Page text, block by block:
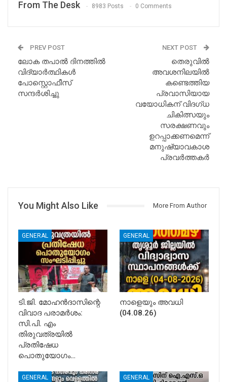
From The Desk 8983 Posts 0 Comments
PREV POST
ലോക തപാൽ ദിനത്തിൽ
വിദ്യാർത്ഥികൾ
പോസ്റ്റൊഫീസ്
സന്ദർശിച്ചു
NEXT POST
തെരുവിൽ
അവശനിലയിൽ
കണ്ടെത്തിയ
പ്രവാസിയായ
വയോധികന് വിദഗ്ധ
ചികിത്സയും
സരക്ഷണവും
ഉറപ്പാക്കണമെന്ന്
മനുഷ്യാവകാശ
പ്രവര്‍ത്തകര്‍
You Might Also Like More From Author
GENERAL
ടി.ജി. മോഹൻദാസിന്റെ
വിവാദ പരാമർശം:
സി.പി. എം
തിരുവത്രയിൽ
പ്രതിഷേധ
പൊതുയോഗം…
GENERAL
നാളെയും അവധി
(04.08.26)
GENERAL GENERAL